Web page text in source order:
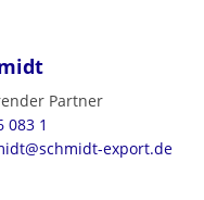
Partner
083 1
export.de